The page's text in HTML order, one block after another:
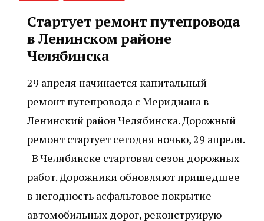
Стартует ремонт путепровода
в Ленинском районе
Челябинска
29 апреля начинается капитальный
ремонт путепровода с Меридиана в
Ленинский район Челябинска. Дорожный
ремонт стартует сегодня ночью, 29 апреля.
В Челябинске стартовал сезон дорожных
работ. Дорожники обновляют пришедшее
в негодность асфальтовое покрытие
автомобильных дорог, реконструирую